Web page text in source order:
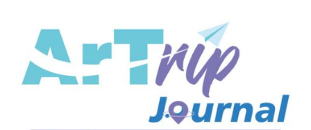
content